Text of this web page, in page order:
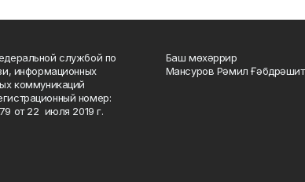
службой по
информационных
коммуникаций
номер:
от 22 июля 2019 г.
Баш мөхәррир
Мансуров Рәмил Ғәбдрәшит